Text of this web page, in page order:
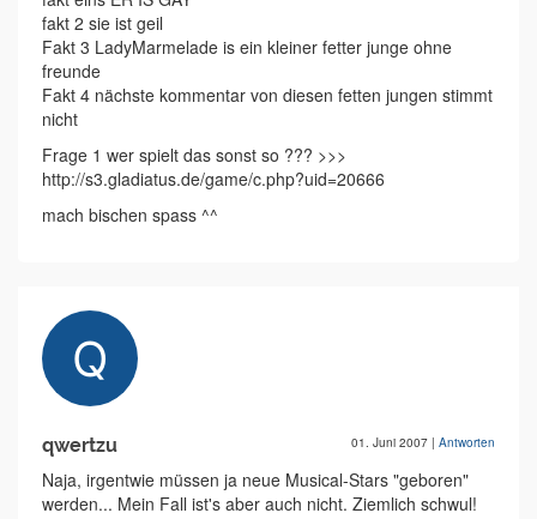
fakt 2 sie ist geil
Fakt 3 LadyMarmelade is ein kleiner fetter junge ohne
freunde
Fakt 4 nächste kommentar von diesen fetten jungen stimmt
nicht
Frage 1 wer spielt das sonst so ??? >>>
http://s3.gladiatus.de/game/c.php?uid=20666
mach bischen spass ^^
qwertzu 01. Juni 2007 | Antworten
Naja, irgentwie müssen ja neue Musical-Stars "geboren"
werden... Mein Fall ist's aber auch nicht. Ziemlich schwul!